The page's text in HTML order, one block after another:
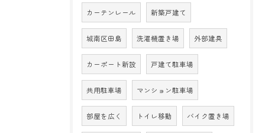
カーテンレール 新築戸建て
城南区田島 洗濯機置き場 外部建具
カーポート新設 戸建て駐車場
共用駐車場 マンション駐車場
部屋を広く トイレ移動 バイク置き場